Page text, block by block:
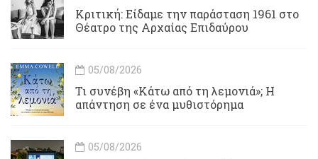
Κριτική: Είδαμε την παράσταση 1961 στο
Θέατρο της Αρχαίας Επιδαύρου
05/08/2026
Τι συνέβη «Κάτω από τη λεμονιά»; Η
απάντηση σε ένα μυθιστόρημα
05/08/2026